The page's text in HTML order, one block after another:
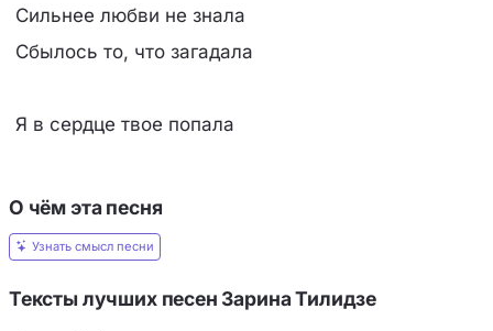
Сильнее любви не знала
Сбылось то, что загадала
Я в сердце твое попала
О чём эта песня
Узнать смысл песни
Тексты лучших песен Зарина Тилидзе